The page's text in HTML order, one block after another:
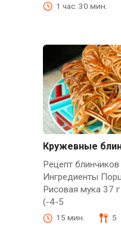
1 час. 30 мин.
Кружевные
Рецепт
Ингредиенты
Рисовая мука 37
(-4-5
15 мин. 5